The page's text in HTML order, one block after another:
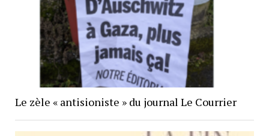
Le zèle « antisioniste » du journal Le Courrier